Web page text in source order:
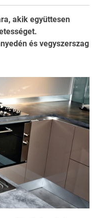
akik együttesen
és vegyszerszag